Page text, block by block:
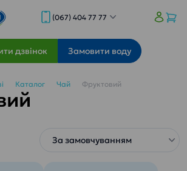
(067) 404 77 77
дзвінок Замовити воду
Каталог Чай Фруктовий